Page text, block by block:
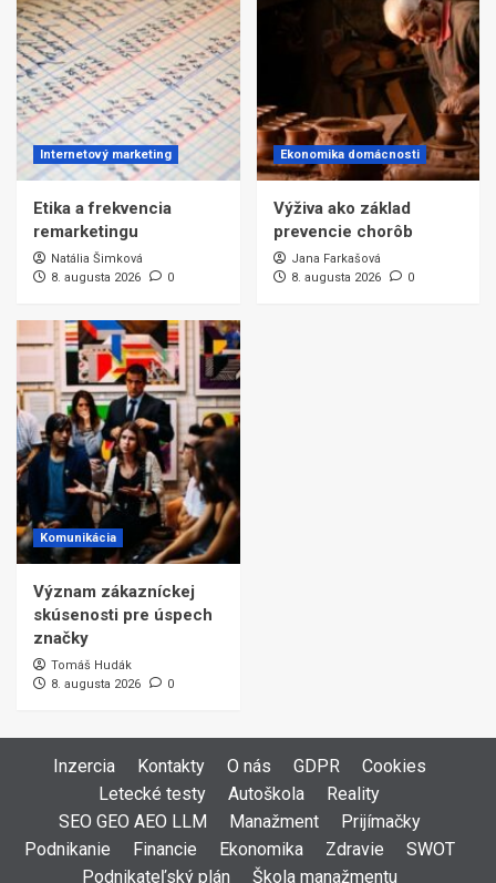
Internetový marketing
Etika a frekvencia
remarketingu
Natália Šimková
8. augusta 2026
0
Ekonomika domácnosti
Výživa ako základ
prevencie chorôb
Jana Farkašová
8. augusta 2026
0
Komunikácia
Význam zákazníckej
skúsenosti pre úspech
značky
Tomáš Hudák
8. augusta 2026
0
Inzercia Kontakty O nás GDPR
Cookies
Letecké testy
Autoškola
Reality
SEO GEO AEO LLM
Manažment
Prijímačky
Podnikanie
Financie Ekonomika Zdravie
SWOT
Podnikateľský plán
Škola manažmentu